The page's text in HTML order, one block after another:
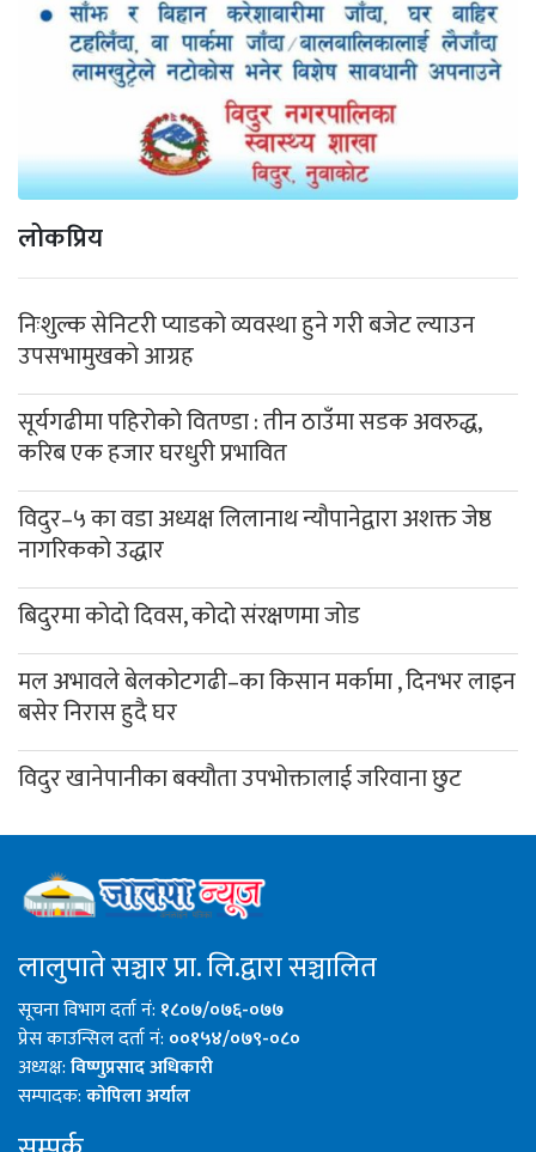
लोकप्रिय
निःशुल्क सेनिटरी प्याडको व्यवस्था हुने गरी बजेट ल्याउन
उपसभामुखको आग्रह
सूर्यगढीमा पहिरोको वितण्डा : तीन ठाउँमा सडक अवरुद्ध,
करिब एक हजार घरधुरी प्रभावित
विदुर–५ का वडा अध्यक्ष लिलानाथ न्यौपानेद्वारा अशक्त जेष्ठ
नागरिकको उद्धार
बिदुरमा कोदो दिवस, कोदो संरक्षणमा जोड
मल अभावले बेलकोटगढी–का किसान मर्कामा , दिनभर लाइन
बसेर निरास हुदै घर
विदुर खानेपानीका बक्यौता उपभोक्तालाई जरिवाना छुट
लालुपाते सञ्चार प्रा. लि.द्वारा सञ्चालित
सूचना विभाग दर्ता नं: १८०७/०७६-०७७
प्रेस काउन्सिल दर्ता नं: ००१५४/०७९-०८०
अध्यक्ष:विष्णुप्रसाद अधिकारी
सम्पादक:कोपिला अर्याल